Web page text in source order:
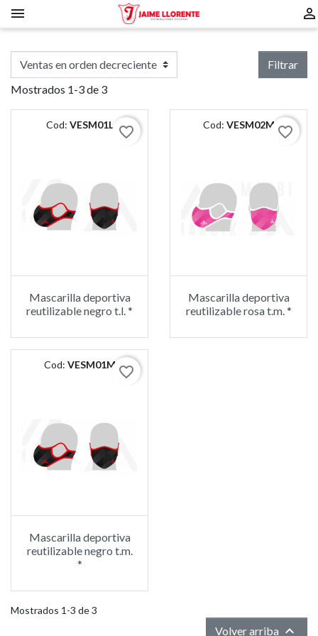
 
Filtrar
Mostrados 1-3 de 3
Cod: VESM01L favorite_border
Mascarilla deportiva
reutilizable negro t.l. *
Cod: VESM02M favorite_border
Mascarilla deportiva
reutilizable rosa t.m. *
Cod: VESM01M favorite_border
Mascarilla deportiva
reutilizable negro t.m.
*
Mostrados 1-3 de 3
Volver arriba 